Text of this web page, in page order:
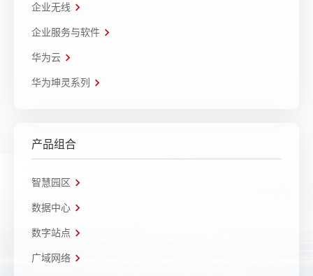
企业无线
企业服务与软件
华为云
华为坤灵系列
产品组合
智慧园区
数据中心
数字站点
广域网络